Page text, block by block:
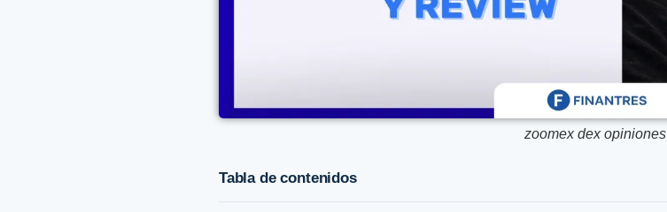
zoomex dex opiniones
Tabla de contenidos